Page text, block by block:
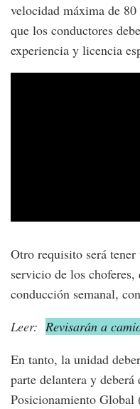
velocidad máxima de
que los conductores
experiencia y licencia
Otro requisito será
servicio de los
conducción semanal,
Leer: Revisarán a
En tanto, la unidad
parte delantera y deberá
Posicionamiento Global